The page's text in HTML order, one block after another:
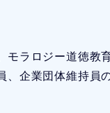
モラロジー道徳教
、企業団体維持員